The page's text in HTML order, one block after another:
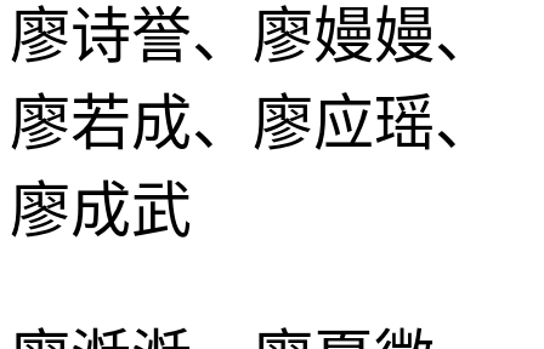
廖诗誉、廖嫚嫚、
廖若成、廖应瑶、
廖成武